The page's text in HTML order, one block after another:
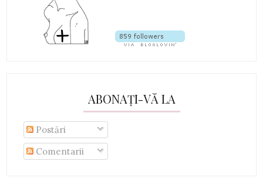
ABONAȚI-VĂ LA
Postări
Comentarii